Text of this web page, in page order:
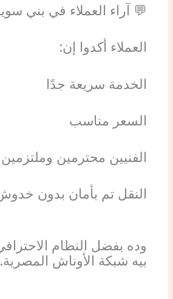
💬 آراء العملاء في بني
العملاء أكدوا إن:
الخدمة سريعة جدًا
السعر مناسب
الفنيين محترمين وملتزمين
النقل تم بأمان بدون
وده بفضل النظام
بيه شبكة الأوناش المصرية.